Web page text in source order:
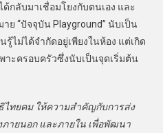
กลับมาเชื่อมโยงกับตนเอง และ
ย “ปัจจุบัน Playground” นับเป็น
ไม่ได้จำกัดอยู่เพียงในห้อง แต่เกิด
ะครอบครัวซึ่งนับเป็นจุดเริ่มต้น
ไทยคม ให้ความสำคัญกับการส่ง
ภายนอก และภายใน เพื่อพัฒนา